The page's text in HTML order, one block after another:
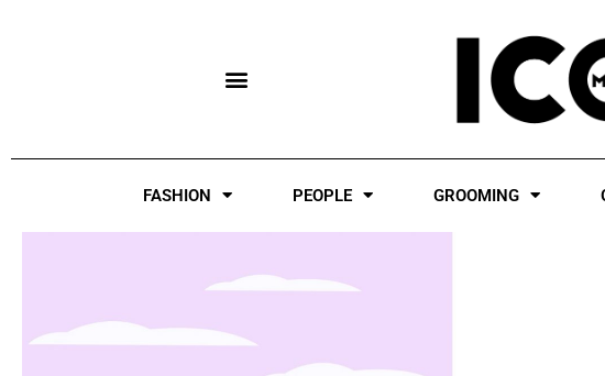
FASHION PEOPLE GROOMING